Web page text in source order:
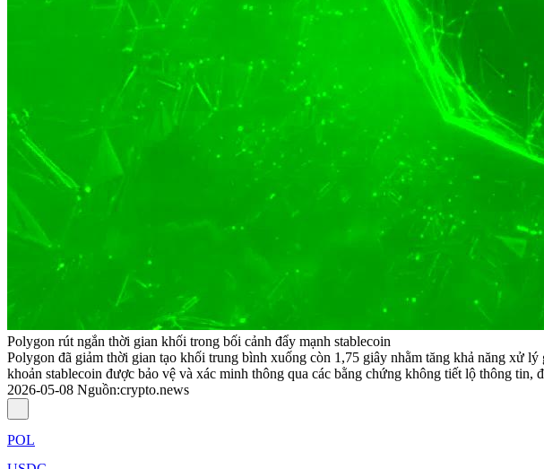
Polygon rút ngắn thời gian khối trong bối cảnh đẩy mạnh stablecoin
Polygon đã giảm thời gian tạo khối trung bình xuống còn 1,75 giây nhằm tăng khả năng xử
khoản stablecoin được bảo vệ và xác minh thông qua các bằng chứng không tiết lộ thông
2026-05-08 Nguồn:crypto.news
POL